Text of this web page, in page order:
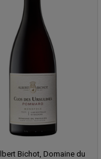
Bichot, Domaine du